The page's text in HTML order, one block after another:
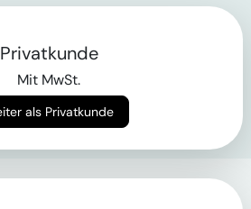
Privatkunde
Mit MwSt.
Weiter als Privatkunde